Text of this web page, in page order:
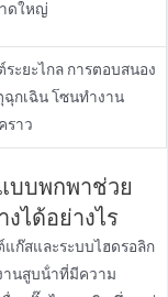
ดใหญ่
ระยะไกล การตอบสนอง
ฉุกเฉิน โซนทํางาน
ราว
บบพกพาช่วย
ได้อย่างไร
แก๊สและระบบไฮดรอลิก
านสูบน้ําที่มีความ